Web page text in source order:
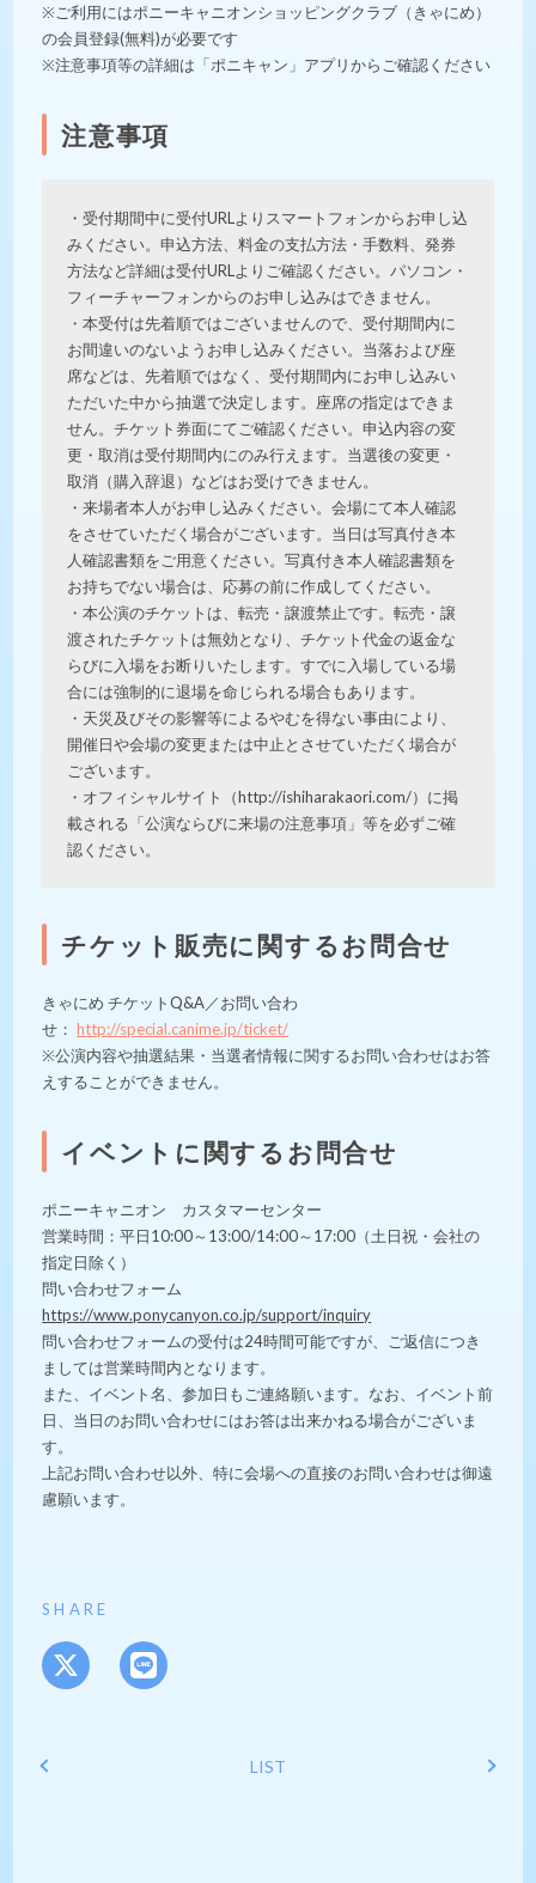
※ご利用にはポニーキャニオンショッピングクラブ（きゃにめ）
の会員登録(無料)が必要です
※注意事項等の詳細は「ポニキャン」アプリからご確認ください
注意事項
・受付期間中に受付URLよりスマートフォンからお申し込
みください。申込方法、料金の支払方法・手数料、発券
方法など詳細は受付URLよりご確認ください。パソコン・
フィーチャーフォンからのお申し込みはできません。
・本受付は先着順ではございませんので、受付期間内に
お間違いのないようお申し込みください。当落および座
席などは、先着順ではなく、受付期間内にお申し込みい
ただいた中から抽選で決定します。座席の指定はできま
せん。チケット券面にてご確認ください。申込内容の変
更・取消は受付期間内にのみ行えます。当選後の変更・
取消（購入辞退）などはお受けできません。
・来場者本人がお申し込みください。会場にて本人確認
をさせていただく場合がございます。当日は写真付き本
人確認書類をご用意ください。写真付き本人確認書類を
お持ちでない場合は、応募の前に作成してください。
・本公演のチケットは、転売・譲渡禁止です。転売・譲
渡されたチケットは無効となり、チケット代金の返金な
らびに入場をお断りいたします。すでに入場している場
合には強制的に退場を命じられる場合もあります。
・天災及びその影響等によるやむを得ない事由により、
開催日や会場の変更または中止とさせていただく場合が
ございます。
・オフィシャルサイト（http://ishiharakaori.com/）に掲
載される「公演ならびに来場の注意事項」等を必ずご確
認ください。
チケット販売に関するお問合せ
きゃにめ チケットQ&A／お問い合わ
せ：http://special.canime.jp/ticket/
※公演内容や抽選結果・当選者情報に関するお問い合わせはお答
えすることができません。
イベントに関するお問合せ
ポニーキャニオン カスタマーセンター
営業時間：平日10:00～13:00/14:00～17:00（土日祝・会社の
指定日除く）
問い合わせフォーム
https://www.ponycanyon.co.jp/support/inquiry
問い合わせフォームの受付は24時間可能ですが、ご返信につき
ましては営業時間内となります。
また、イベント名、参加日もご連絡願います。なお、イベント前
日、当日のお問い合わせにはお答は出来かねる場合がございま
す。
上記お問い合わせ以外、特に会場への直接のお問い合わせは御遠
慮願います。
SHARE
LIST